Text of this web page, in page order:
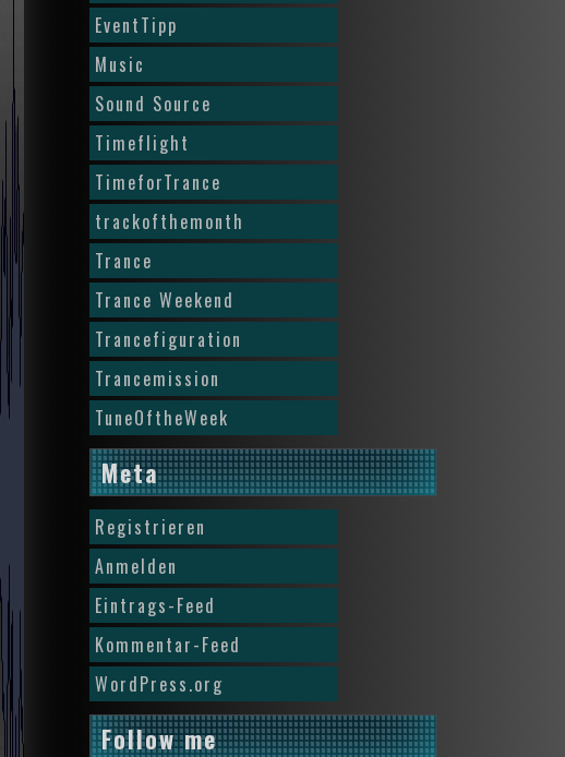
EventTipp
Music
Sound Source
Timeflight
TimeforTrance
trackofthemonth
Trance
Trance Weekend
Trancefiguration
Trancemission
TuneOftheWeek
Meta
Registrieren
Anmelden
Eintrags-Feed
Kommentar-Feed
WordPress.org
Follow me